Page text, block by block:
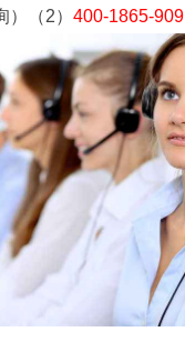
）（2）400-1865-909